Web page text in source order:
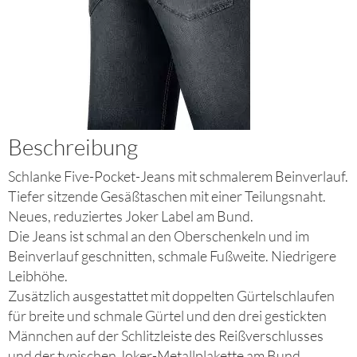
Beschreibung
Schlanke Five-Pocket-Jeans mit schmalerem Beinverlauf.
Tiefer sitzende Gesäßtaschen mit einer Teilungsnaht.
Neues, reduziertes Joker Label am Bund.
Die Jeans ist schmal an den Oberschenkeln und im
Beinverlauf geschnitten, schmale Fußweite. Niedrigere
Leibhöhe.
Zusätzlich ausgestattet mit doppelten Gürtelschlaufen
für breite und schmale Gürtel und den drei gestickten
Männchen auf der Schlitzleiste des Reißverschlusses